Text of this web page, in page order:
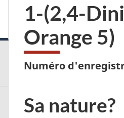
1-(2,4-
Orange 5)
Numéro
Sa nature?